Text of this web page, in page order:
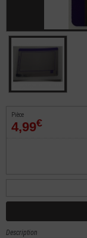
Pièce
4,99€
Description